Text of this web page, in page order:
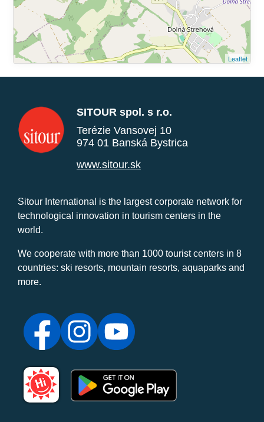
Leaflet
SITOUR spol. s r.o.
Terézie Vansovej 10
974 01 Banská Bystrica
www.sitour.sk
Sitour International is the largest corporate network for
technological innovation in tourism centers in the
world.
We cooperate with more than 1000 tourist centers in 8
countries: ski resorts, mountain resorts, aquaparks and
more.